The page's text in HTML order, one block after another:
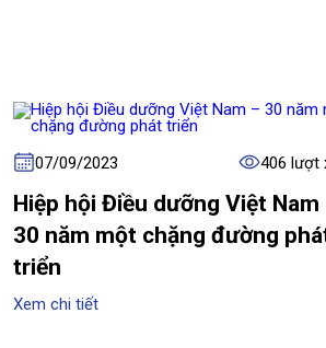
07/09/2023 406 lượt
Hiệp hội Điều dưỡng Việt Nam
30 năm một chặng đường
triển
Xem chi tiết